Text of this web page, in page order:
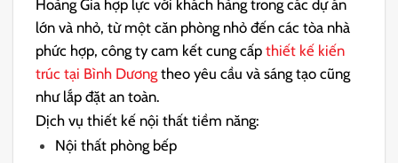
Hoàng Gia hợp lực với khách hàng trong các dự án
lớn và nhỏ, từ một căn phòng nhỏ đến các tòa nhà
phức hợp, công ty cam kết cung cấpthiết kế kiến
trúc tại Bình Dương theo yêu cầu và sáng tạo cũng
như lắp đặt an toàn.
Dịch vụ thiết kế nội thất tiềm năng:
Nội thất phòng bếp